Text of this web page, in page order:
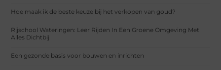
Hoe maak ik de beste keuze bij het verkopen van goud?
Rijschool Wateringen: Leer Rijden In Een Groene Omgeving Met
Alles Dichtbij
Een gezonde basis voor bouwen en inrichten